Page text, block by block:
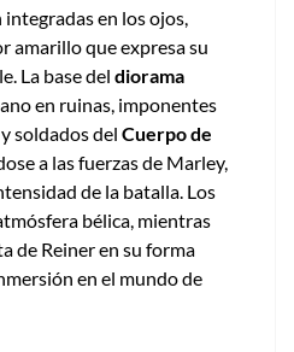
integradas en los ojos,
amarillo que expresa su
La base del diorama
en ruinas, imponentes
soldados del Cuerpo de
a las fuerzas de Marley,
de la batalla. Los
bélica, mientras
de Reiner en su forma
en el mundo de